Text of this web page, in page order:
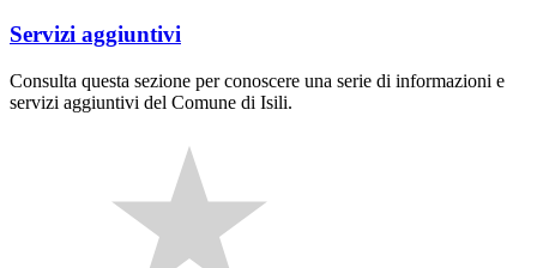
Servizi aggiuntivi
Consulta questa sezione per conoscere una serie di informazioni e
servizi aggiuntivi del Comune di Isili.